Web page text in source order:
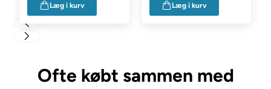
Læg i kurv Læg i kurv
Ofte købt sammen med